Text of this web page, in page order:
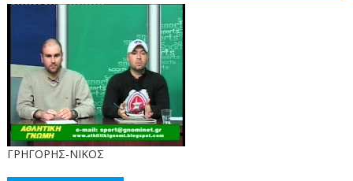
ΓΡΗΓΟΡΗΣ-ΝΙΚΟΣ